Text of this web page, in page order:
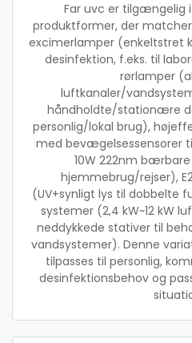
Far uvc er tilgængelig
produktformer, der
excimerlamper (enkeltstret
desinfektion, f.eks. til
rørlamper
luftkanaler/
håndholdte/stationære
personlig/lokal brug),
med bevægelsessensorer
10W 222nm
hjemmebrug/rejser),
(UV+synligt lys til dobbelte
systemer (2,4 kW~12 kW
neddykkede stativer til
vandsystemer). Denne
tilpasses til personlig,
desinfektionsbehov og